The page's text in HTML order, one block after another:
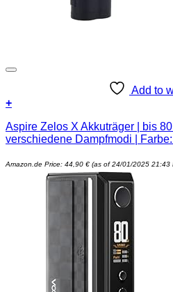
Add to
+
Aspire Zelos X Akkuträger | bis 80
verschiedene Dampfmodi |
Amazon.de Price: 44,90 € (as of 24/01/2025 21:43